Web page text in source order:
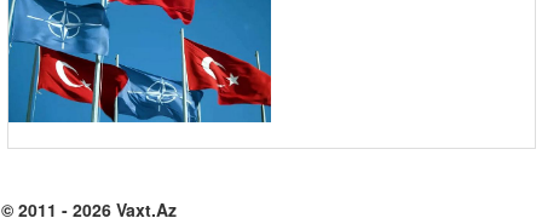
© 2011 - 2026 Vaxt.Az